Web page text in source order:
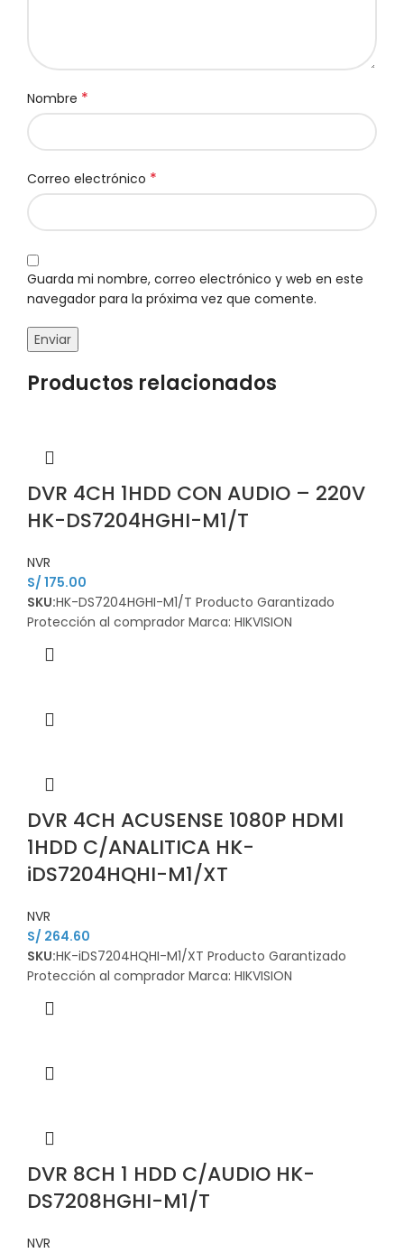
Nombre *
Correo electrónico *
Guarda mi nombre, correo electrónico y web en este
navegador para la próxima vez que comente.
Productos relacionados
DVR 4CH 1HDD CON AUDIO – 220V
HK-DS7204HGHI-M1/T
NVR
S/ 175.00
SKU:HK-DS7204HGHI-M1/T Producto Garantizado
Protección al comprador Marca: HIKVISION
DVR 4CH ACUSENSE 1080P HDMI
1HDD C/ANALITICA HK-
iDS7204HQHI-M1/XT
NVR
S/ 264.60
SKU:HK-iDS7204HQHI-M1/XT Producto Garantizado
Protección al comprador Marca: HIKVISION
DVR 8CH 1 HDD C/AUDIO HK-
DS7208HGHI-M1/T
NVR